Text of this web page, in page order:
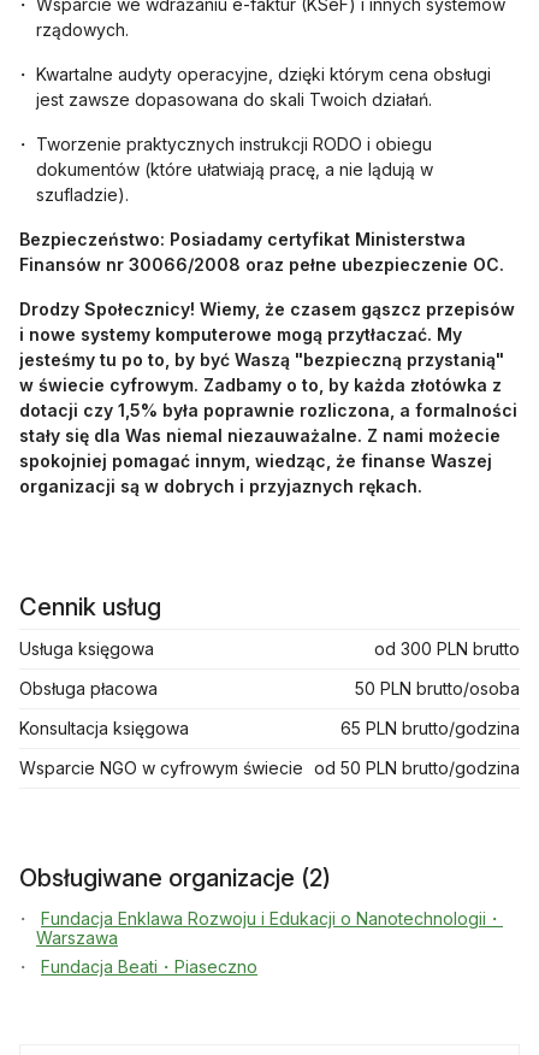
Wsparcie we wdrażaniu e-faktur (KSeF) i innych systemów
rządowych.
Kwartalne audyty operacyjne, dzięki którym cena obsługi
jest zawsze dopasowana do skali Twoich działań.
Tworzenie praktycznych instrukcji RODO i obiegu
dokumentów (które ułatwiają pracę, a nie lądują w
szufladzie).
Bezpieczeństwo: Posiadamy certyfikat Ministerstwa
Finansów nr 30066/2008 oraz pełne ubezpieczenie OC.
Drodzy Społecznicy! Wiemy, że czasem gąszcz przepisów
i nowe systemy komputerowe mogą przytłaczać. My
jesteśmy tu po to, by być Waszą "bezpieczną przystanią"
w świecie cyfrowym. Zadbamy o to, by każda złotówka z
dotacji czy 1,5% była poprawnie rozliczona, a formalności
stały się dla Was niemal niezauważalne. Z nami możecie
spokojniej pomagać innym, wiedząc, że finanse Waszej
organizacji są w dobrych i przyjaznych rękach.
Cennik usług
Usługa księgowa
od 300 PLN brutto
Obsługa płacowa
50 PLN brutto/osoba
Konsultacja księgowa
65 PLN brutto/godzina
Wsparcie NGO w cyfrowym świecie od 50 PLN brutto/godzina
Obsługiwane organizacje (2)
Fundacja Enklawa Rozwoju i Edukacji o Nanotechnologii・
Warszawa
Fundacja Beati・Piaseczno